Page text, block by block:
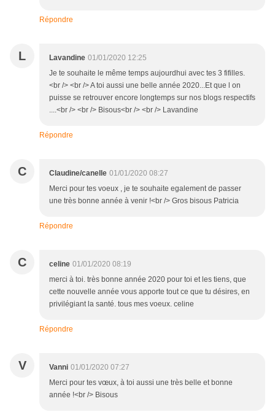
Répondre
L Lavandine 01/01/2020 12:25
Je te souhaite le même temps aujourdhui avec tes 3 fifilles.
<br /> <br /> A toi aussi une belle année 2020...Et que l on
puisse se retrouver encore longtemps sur nos blogs respectifs
....<br /> <br /> Bisous<br /> <br /> Lavandine
Répondre
C Claudine/canelle 01/01/2020 08:27
Merci pour tes voeux , je te souhaite egalement de passer
une très bonne année à venir !<br /> Gros bisous Patricia
Répondre
C celine 01/01/2020 08:19
merci à toi. très bonne année 2020 pour toi et les tiens, que
cette nouvelle année vous apporte tout ce que tu désires, en
privilégiant la santé. tous mes voeux. celine
Répondre
V Vanni 01/01/2020 07:27
Merci pour tes vœux, à toi aussi une très belle et bonne
année !<br /> Bisous